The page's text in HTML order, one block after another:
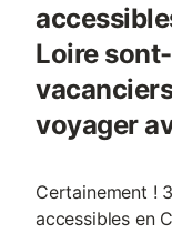
Loire
voyager
Certainement !
accessibles en